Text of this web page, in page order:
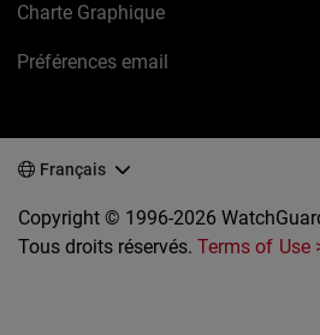
Charte Graphique
Préférences email
Français
Copyright © 1996-2026
Tous droits réservés.Terms of Use